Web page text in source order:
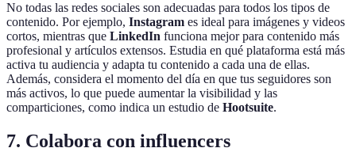
No todas las redes sociales son adecuadas para todos los tipos de
contenido. Por ejemplo, Instagram es ideal para imágenes y videos
cortos, mientras que LinkedIn funciona mejor para contenido más
profesional y artículos extensos. Estudia en qué plataforma está más
activa tu audiencia y adapta tu contenido a cada una de ellas.
Además, considera el momento del día en que tus seguidores son
más activos, lo que puede aumentar la visibilidad y las
comparticiones, como indica un estudio de Hootsuite.
7. Colabora con influencers